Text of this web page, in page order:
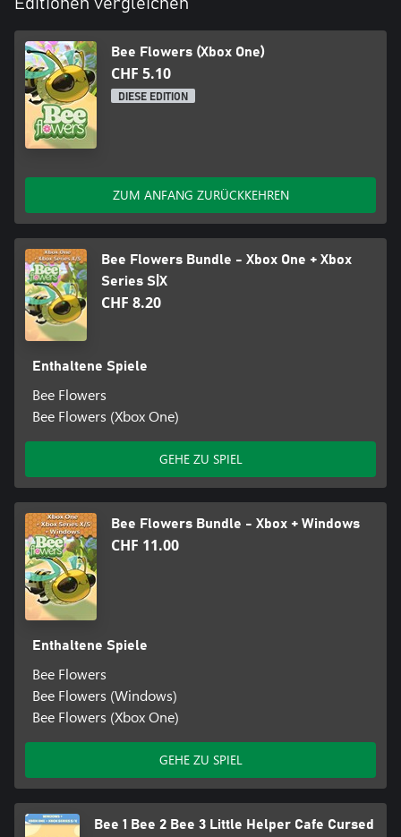
Bee Flowers (Xbox One)
CHF 5.10
DIESE EDITION
ZUM ANFANG ZURÜCKKEHREN
Bee Flowers Bundle - Xbox One + Xbox
Series S|X
CHF 8.20
Enthaltene Spiele
Bee Flowers
Bee Flowers (Xbox One)
GEHE ZU SPIEL
Bee Flowers Bundle - Xbox + Windows
CHF 11.00
Enthaltene Spiele
Bee Flowers
Bee Flowers (Windows)
Bee Flowers (Xbox One)
GEHE ZU SPIEL
Bee 1 Bee 2 Bee 3 Little Helper Cafe Cursed